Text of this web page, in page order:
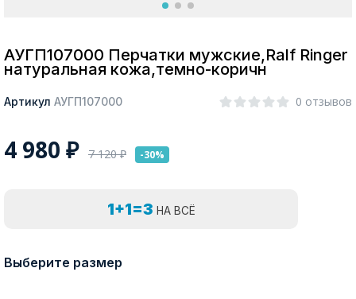
АУГП107000 Перчатки мужские,Ralf Ringer
натуральная кожа,темно-коричн
Артикул АУГП107000 0 отзывов
4 980 ₽ 7 120₽ -30%
1+1=3 НА ВСЁ
Выберите размер